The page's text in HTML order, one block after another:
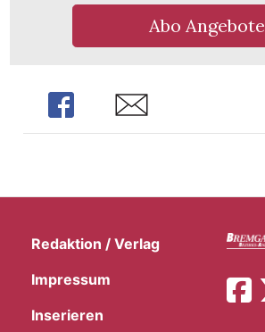
Abo Angebote
Share Share
Redaktion / Verlag
Impressum
Inserieren